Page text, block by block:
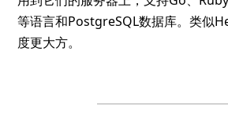
等语言和PostgreSQL数据库。类似
度更大方。